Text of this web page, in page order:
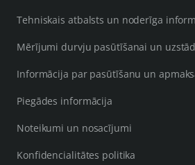
Tehniskais atbalsts un noderīga
Mērījumi durvju pasūtīšanai un
Informācija par pasūtīšanu un
Piegādes informācija
Noteikumi un nosacījumi
Konfidencialitātes politika